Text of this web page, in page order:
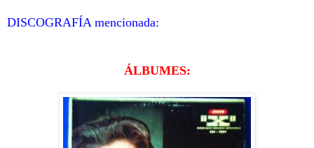
DISCOGRAFÍA mencionada:
ÁLBUMES: